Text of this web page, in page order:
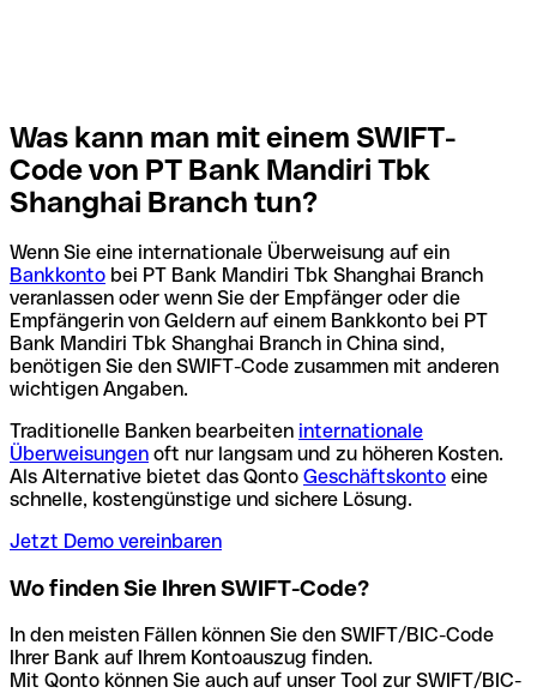
Was kann man mit einem SWIFT-
Code von PT Bank Mandiri Tbk
Shanghai Branch tun?
Wenn Sie eine internationale Überweisung auf ein
Bankkonto bei PT Bank Mandiri Tbk Shanghai Branch
veranlassen oder wenn Sie der Empfänger oder die
Empfängerin von Geldern auf einem Bankkonto bei PT
Bank Mandiri Tbk Shanghai Branch in China sind,
benötigen Sie den SWIFT-Code zusammen mit anderen
wichtigen Angaben.
Traditionelle Banken bearbeiten internationale
Überweisungen oft nur langsam und zu höheren Kosten.
Als Alternative bietet das Qonto Geschäftskonto eine
schnelle, kostengünstige und sichere Lösung.
Jetzt Demo vereinbaren
Wo finden Sie Ihren SWIFT-Code?
In den meisten Fällen können Sie den SWIFT/BIC-Code
Ihrer Bank auf Ihrem Kontoauszug finden.
Mit Qonto können Sie auch auf unser Tool zur SWIFT/BIC-